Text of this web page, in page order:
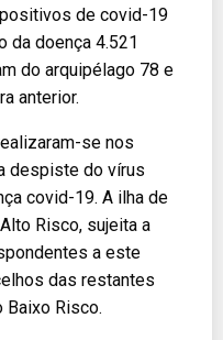
de covid-19
da doença 4.521
do arquipélago 78 e
anterior.
se nos
despiste do vírus
covid-19. A ilha de
Risco, sujeita a
a este
das restantes
Risco.